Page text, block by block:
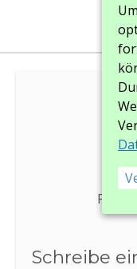
Schreibe